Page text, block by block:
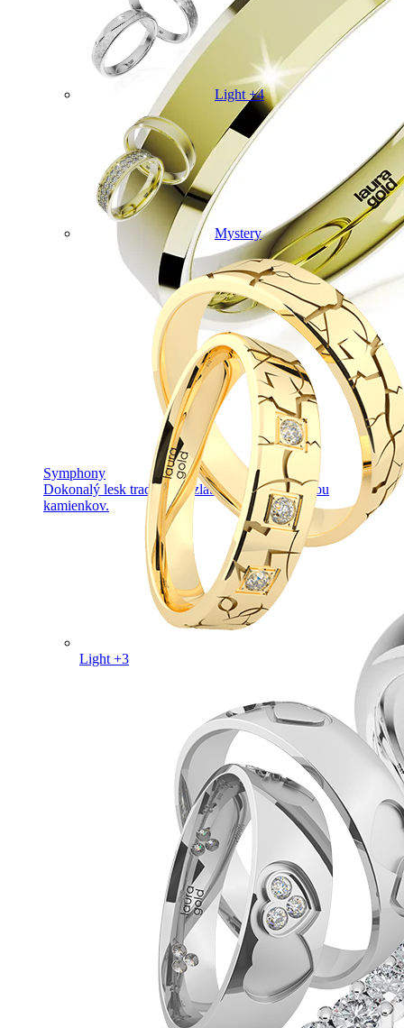
Symphony
Dokonalý lesk tradičného zlata s decentnou iskrou
kamienkov.
Light +4
Mystery
Light +3